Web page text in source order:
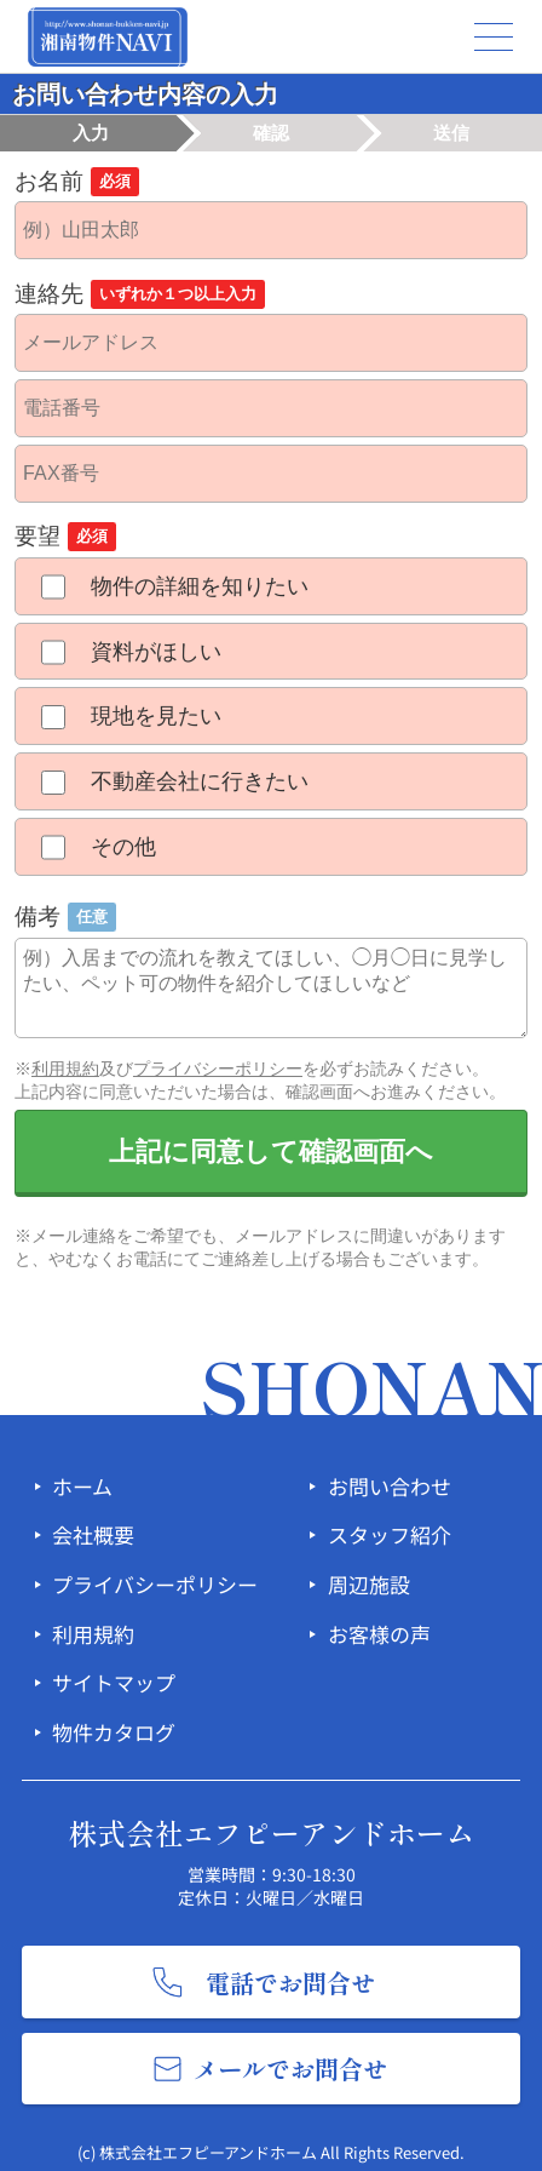
お問い合わせ内容の入力
入力 確認 送信
お名前 必須
連絡先 いずれか１つ以上入力
要望 必須
物件の詳細を知りたい
資料がほしい
現地を見たい
不動産会社に行きたい
その他
備考 任意
※利用規約及びプライバシーポリシーを必ずお読みください。
上記内容に同意いただいた場合は、確認画面へお進みください。
上記に同意して確認画面へ
※メール連絡をご希望でも、メールアドレスに間違いがあります
と、やむなくお電話にてご連絡差し上げる場合もございます。
ホーム
会社概要
プライバシーポリシー
利用規約
サイトマップ
物件カタログ
お問い合わせ
スタッフ紹介
周辺施設
お客様の声
株式会社エフピーアンドホーム
営業時間：9:30-18:30
定休日：火曜日／水曜日
電話でお問合せ
メールでお問合せ
(c) 株式会社エフピーアンドホーム All Rights Reserved.